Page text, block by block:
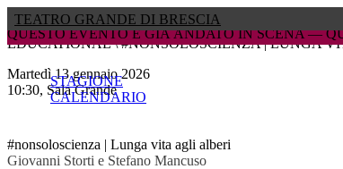
TEATRO GRANDE DI BRESCIA
STAGIONE
CALENDARIO
EDUCATIONAL \ #NONSOLOSCIENZA | LUNGA
martedì 13 gennaio 2026
10:30, Sala Grande
#nonsoloscienza | Lunga vita agli alberi
Giovanni Storti e Stefano Mancuso
GIÀ ANDATO IN SCENA — QUESTO EVENTO È
GIÀ ANDATO IN SCENA — QUESTO EVENTO È